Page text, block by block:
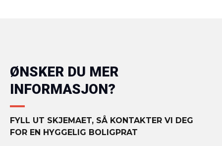
ØNSKER DU MER
INFORMASJON?
FYLL UT SKJEMAET, SÅ KONTAKTER VI DEG
FOR EN HYGGELIG BOLIGPRAT